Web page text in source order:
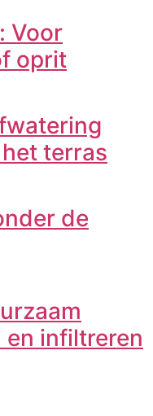
Voor
oprit
terras
de
en infiltreren